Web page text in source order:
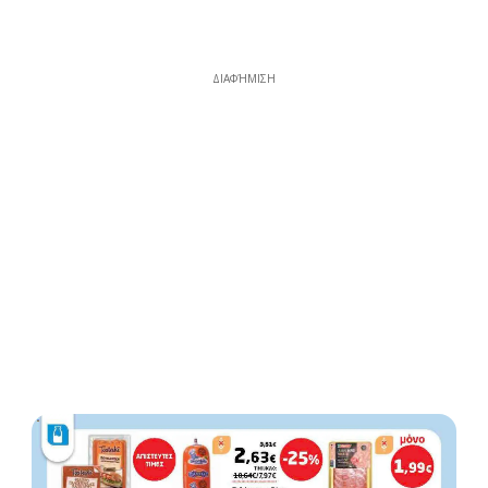
ΔΙΑΦΉΜΙΣΗ